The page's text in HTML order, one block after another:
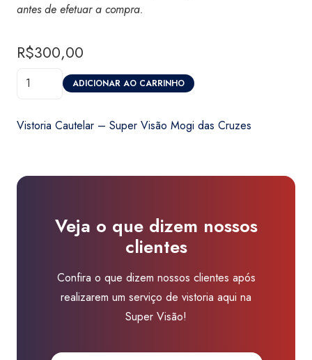
antes de efetuar a compra.
R$300,00
Vistoria
Mogi
quantidade
ADICIONAR AO CARRINHO
Vistoria Cautelar – Super Visão Mogi das Cruzes
Veja o que dizem nossos
clientes
Confira o que dizem nossos clientes após
realizarem um serviço de vistoria aqui na
Super Visão!